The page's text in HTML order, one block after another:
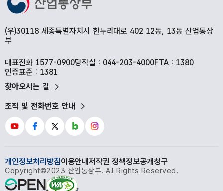
정유・석유화학 산업
우리 정부가 울산・ 미포산업단지에서 추진 중인
적용을 선도하는 국내 정유・석유화학 기업들의
사례를 소개
관련全 사업 영역에 걸쳐 추진하고 있는
적용 ・확산 전략과 우리나라의 제조
전환 (M.AX) 정책과의 유사성을 강조하며
양국 관련 기업과 기관 간 실질적인 협력
한편,금번 면담에서 최근 UAE가 추진 중인
호르무즈 해협 우회 원유
(우)30118 세종특별자치시 한누리대로 402 12동, 13동 산업통상
부
대표전화 1577-0900당직실 : 044-203-4000FTA : 1380
인증표준 : 1381
찾아오시는 길
조직 및 전화번호 안내
개인정보처리방침이용안내저작권 정책정보공개청구
Copyright©2023 산업통상부. All Rights Reserved.